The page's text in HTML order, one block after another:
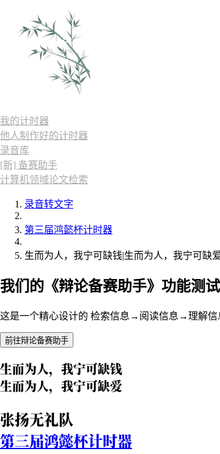
我的计时器
他人制作好的计时器
录音库
[新] 备赛助手
计算机领域论文检索
录音转文字
第三届鸿懿杯计时器
生而为人，我宁可缺钱|生而为人，我宁可缺
我们的《辩论备赛助手》功能测
这是一个精心设计的 检索信息→阅读信息→理解信
前往辩论备赛助手
生而为人，我宁可缺钱
生而为人，我宁可缺爱
张扬无礼队
第三届鸿懿杯计时器